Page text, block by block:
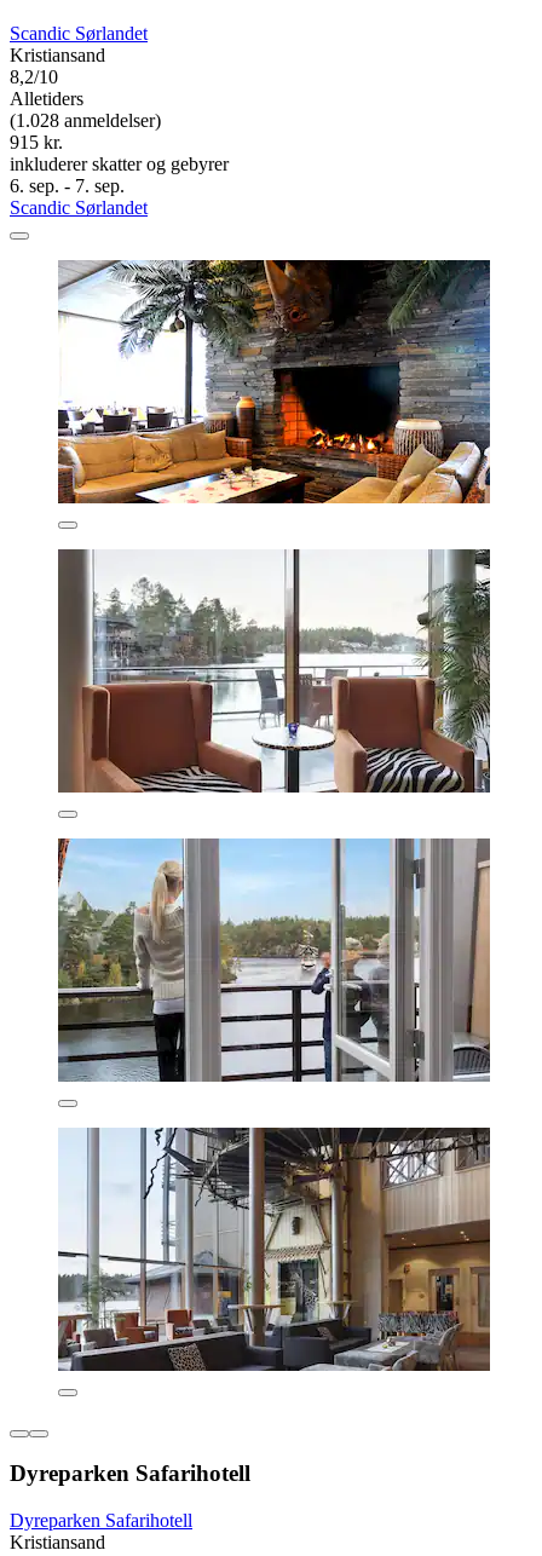
Scandic Sørlandet
Kristiansand
8,2/10
Alletiders
(1.028 anmeldelser)
915 kr.
inkluderer skatter og gebyrer
6. sep. - 7. sep.
Scandic Sørlandet
Dyreparken Safarihotell
Dyreparken Safarihotell
Kristiansand